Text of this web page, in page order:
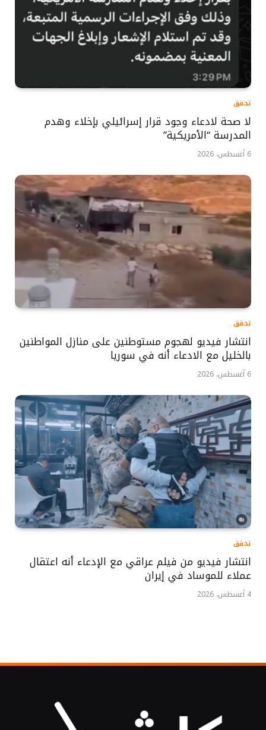
تحقق
لا صحة لادعاء وجود قرار إسرائيلي بإخلاء وهدم
المدرسة “الأمريكية”
6 أغسطس، 2026
تحقق
انتشار فيديو لهجوم مستوطنين على منازل المواطنين
بالخليل مع الادعاء أنه في سوريا
6 أغسطس، 2026
تحقق
انتشار فيديو من فيلم عراقي مع الإدعاء أنه اعتقال
عملاء للموساد في إيران
4 أغسطس، 2026